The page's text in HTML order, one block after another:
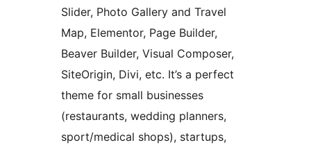
Slider, Photo Gallery and Travel
Map, Elementor, Page Builder,
Beaver Builder, Visual Composer,
SiteOrigin, Divi, etc. It’s a perfect
theme for small businesses
(restaurants, wedding planners,
sport/medical shops), startups,